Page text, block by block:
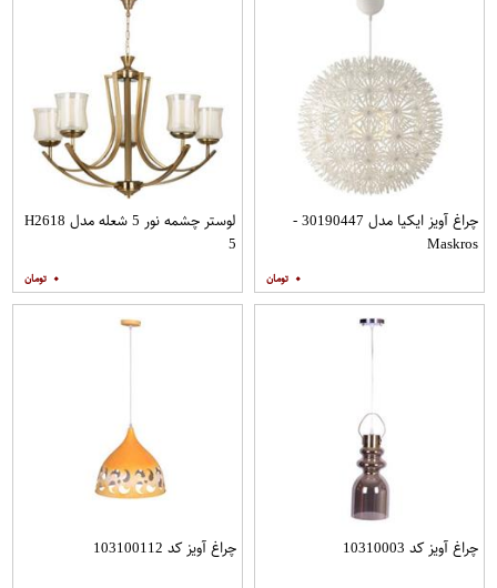
چراغ آویز ایکیا مدل 30190447 -
Maskros
۰
لوستر چشمه نور 5 شعله مدل H2618
5
۰
چراغ آویز کد 10310003 چراغ آویز کد 103100112